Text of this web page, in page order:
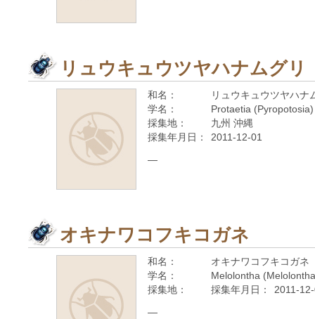
リュウキュウツヤハナムグ
和名：
リュウキュウツヤハ
学名：
Protaetia
採集地：
九州 沖縄
採集年月日：
2011-12-01
—
オキナワコフキコガネ
和名：
オキナワコフキコガネ
学名：
Melolontha
採集地：
採集年月日： 2011-
—